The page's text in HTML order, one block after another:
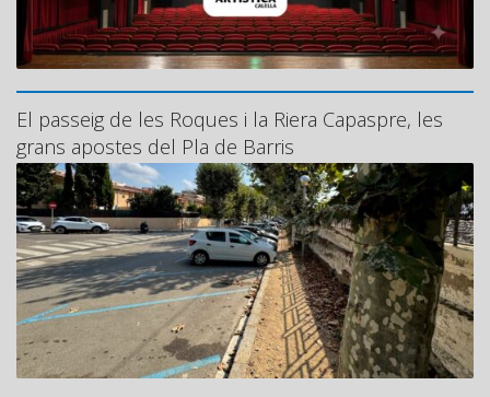
El passeig de les Roques i la Riera Capaspre, les
grans apostes del Pla de Barris